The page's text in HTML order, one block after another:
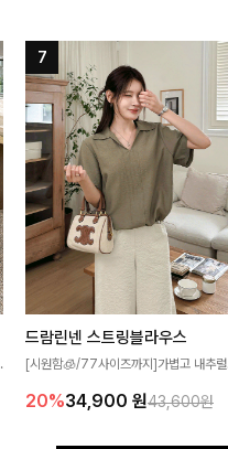
드람린넨 스트링블라우스
[시원함🧊/77사이즈까지]가볍고 내추럴
없는 슬릿 카라 디자인이 얼굴선을 더욱 시
20%34,900 원43,600원